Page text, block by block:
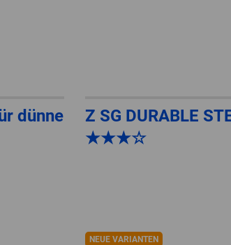
dünne
Z SG DURABLE
★★★☆
NEUE VARIANTEN